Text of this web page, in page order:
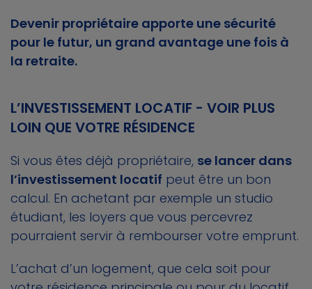
Devenir propriétaire apporte une sécurité
pour le futur, un grand avantage une fois à
la retraite.
L’INVESTISSEMENT LOCATIF - VOIR PLUS
LOIN QUE VOTRE RÉSIDENCE
Si vous êtes déjà propriétaire, se lancer dans
l’investissement locatif peut être un bon
calcul. En achetant par exemple un studio
étudiant, les loyers que vous percevrez
pourraient servir à rembourser votre emprunt.
L’achat d’un logement, que cela soit pour